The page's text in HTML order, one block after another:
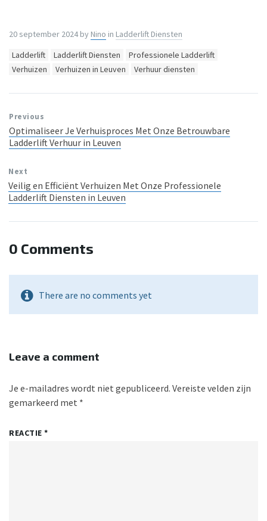
20 september 2024by Nino in Ladderlift Diensten
Tags:
Ladderlift Ladderlift Diensten
Professionele Ladderlift
Verhuizen
Verhuizen in Leuven Verhuur diensten
Previous
Optimaliseer Je Verhuisproces Met Onze Betrouwbare
Ladderlift Verhuur in Leuven
Next
Veilig en Efficiënt Verhuizen Met Onze Professionele
Ladderlift Diensten in Leuven
0 Comments
There are no comments yet
Leave a comment
Je e-mailadres wordt niet gepubliceerd. Vereiste velden zijn
gemarkeerd met *
REACTIE*